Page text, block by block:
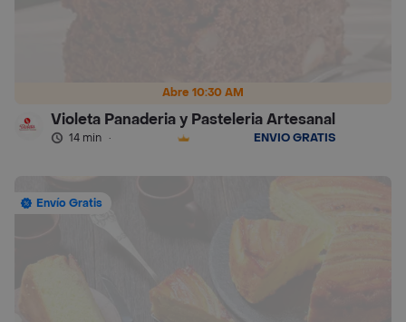
Abre 10:30 AM
Violeta Panaderia y Pasteleria Artesanal
14 min · ENVÍO GRATIS
Envío Gratis